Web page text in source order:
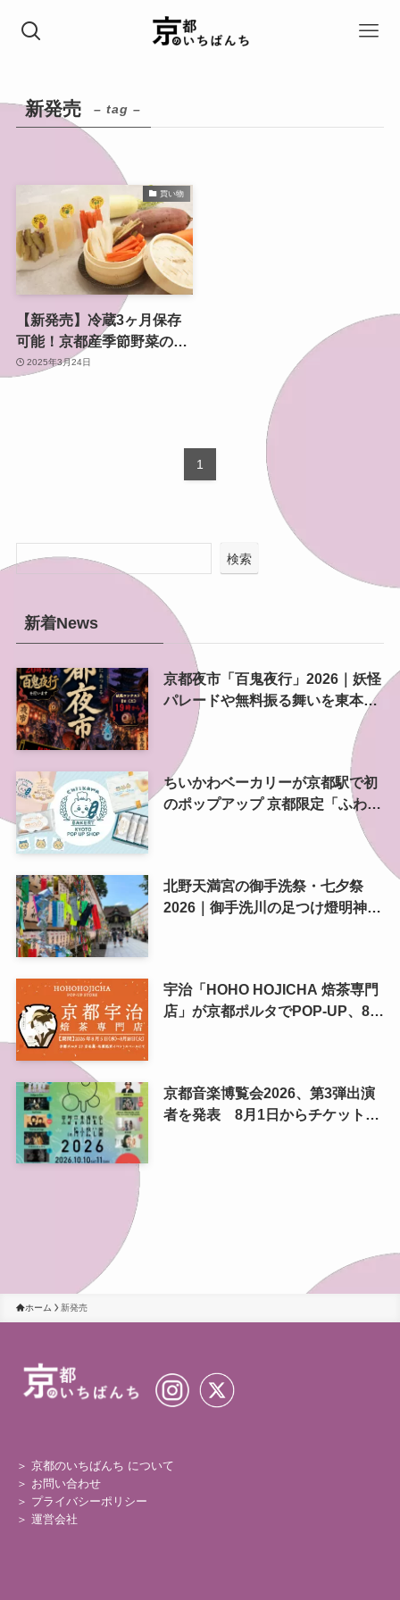
新発売 – tag –
買い物
【新発売】冷蔵3ヶ月保存
可能！京都産季節野菜の蒸
しベジ – 食品ロス削減と忙
2025年3月24日
1
検索
新着News
京都夜市「百鬼夜行」2026｜妖怪
パレードや無料振る舞いを東本願
寺前で開催
ちいかわベーカリーが京都駅で初
のポップアップ 京都限定「ふわふ
わおたべキャラメル」も、8月13
北野天満宮の御手洗祭・七夕祭
2026｜御手洗川の足つけ燈明神事
宇治「HOHO HOJICHA 焙茶専門
店」が京都ポルタでPOP-UP、8月
京都音楽博覧会2026、第3弾出演
者を発表 8月1日からチケット2
ホーム 新発売
＞ 京都のいちばんち について
＞ お問い合わせ
＞ プライバシーポリシー
＞ 運営会社